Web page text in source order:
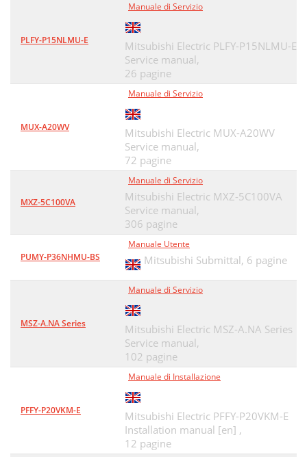
PLFY-P15NLMU-E
Manuale di Servizio
Mitsubishi Electric PLFY-P15NLMU-E
Service manual,
26 pagine
MUX-A20WV
Manuale di Servizio
Mitsubishi Electric MUX-A20WV
Service manual,
72 pagine
MXZ-5C100VA
Manuale di Servizio
Mitsubishi Electric MXZ-5C100VA
Service manual,
306 pagine
PUMY-P36NHMU-BS
Manuale Utente
Mitsubishi Submittal, 6 pagine
MSZ-A.NA Series
Manuale di Servizio
Mitsubishi Electric MSZ-A.NA Series
Service manual,
102 pagine
PFFY-P20VKM-E
Manuale di Installazione
Mitsubishi Electric PFFY-P20VKM-E
Installation manual [en] ,
12 pagine